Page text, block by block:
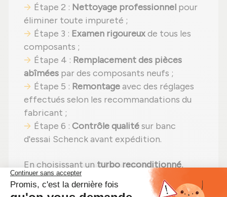
Étape 2 : Nettoyage professionnel pour
éliminer toute impureté ;
Étape 3 : Examen rigoureuxde tous les
composants ;
Étape 4 : Remplacement des pièces
abîmées par des composants neufs ;
Étape 5 : Remontageavec des réglages
effectués selon les recommandations du
fabricant ;
Étape 6 : Contrôle qualitésur banc
d'essai Schenck avant expédition.
En choisissant un turbo reconditionné,
vous faites un pari gagnant :
efficacité
préservée, moins de dépenses (avec un prix